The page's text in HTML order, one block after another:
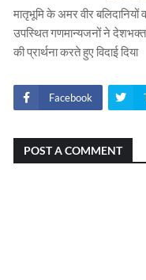
मातृभूमि के अमर वीर
उपस्थित गणमान्यजनों ने देशभक्त
की प्रार्थना करते हुए विदाई दिया
Facebook
POST A COMMENT